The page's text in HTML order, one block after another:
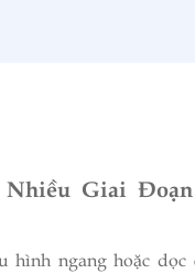
Giai
hình ngang hoặc